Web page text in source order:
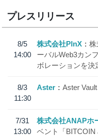
プレスリリース
8/5
14:00
株式会社PlnX
株
ーバルWeb3カン
ボレーションを決
8/3
11:30
Aster Aster
7/31
13:00
株式会社ANAPホ
ベント「BITCOIN